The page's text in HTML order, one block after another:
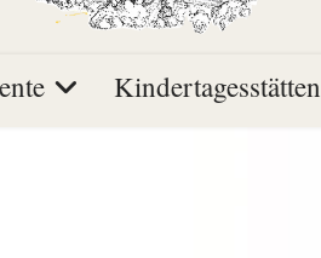
Kindertagesstätten